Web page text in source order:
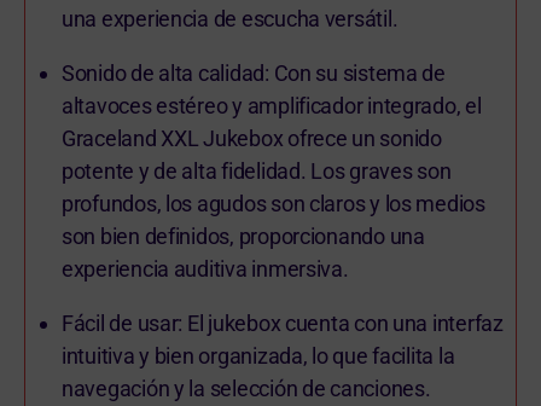
una experiencia de escucha versátil.
Sonido de alta calidad: Con su sistema de
altavoces estéreo y amplificador integrado, el
Graceland XXL Jukebox ofrece un sonido
potente y de alta fidelidad. Los graves son
profundos, los agudos son claros y los medios
son bien definidos, proporcionando una
experiencia auditiva inmersiva.
Fácil de usar: El jukebox cuenta con una interfaz
intuitiva y bien organizada, lo que facilita la
navegación y la selección de canciones.